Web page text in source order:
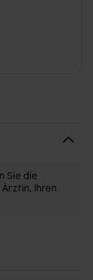
Sie die
Ihren